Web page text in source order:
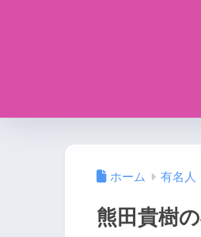
ホーム 有名人
熊田貴樹